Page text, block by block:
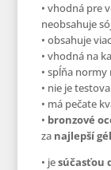
• vhodná pre
neobsahuje
• obsahuje
• vhodná na
• spĺňa
• nie je
• má pečate
• bronzové
za najlepší
• jesúčasťou